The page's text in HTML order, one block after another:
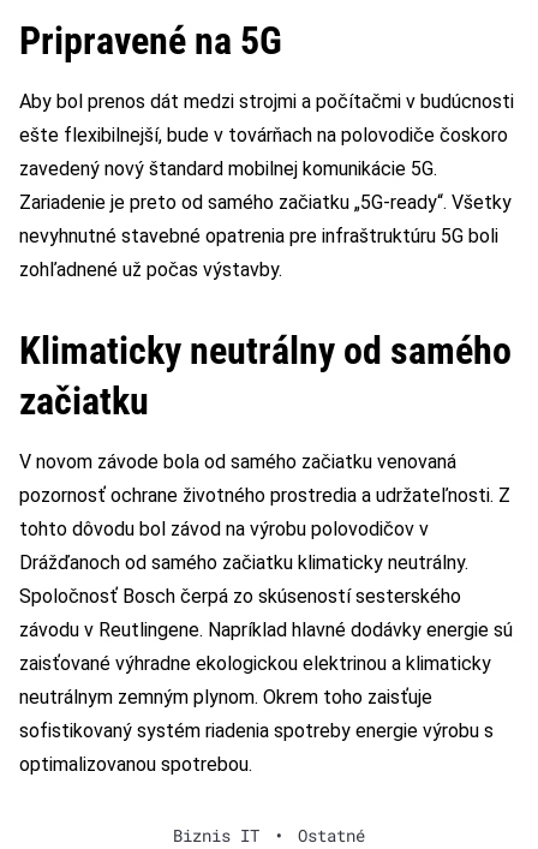
Pripravené na 5G
Aby bol prenos dát medzi strojmi a počítačmi v budúcnosti
ešte flexibilnejší, bude v továrňach na polovodiče čoskoro
zavedený nový štandard mobilnej komunikácie 5G.
Zariadenie je preto od samého začiatku „5G-ready“. Všetky
nevyhnutné stavebné opatrenia pre infraštruktúru 5G boli
zohľadnené už počas výstavby.
Klimaticky neutrálny od samého
začiatku
V novom závode bola od samého začiatku venovaná
pozornosť ochrane životného prostredia a udržateľnosti. Z
tohto dôvodu bol závod na výrobu polovodičov v
Drážďanoch od samého začiatku klimaticky neutrálny.
Spoločnosť Bosch čerpá zo skúseností sesterského
závodu v Reutlingene. Napríklad hlavné dodávky energie sú
zaisťované výhradne ekologickou elektrinou a klimaticky
neutrálnym zemným plynom. Okrem toho zaisťuje
sofistikovaný systém riadenia spotreby energie výrobu s
optimalizovanou spotrebou.
Biznis IT • Ostatné